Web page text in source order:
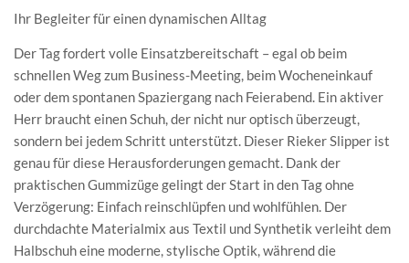
Ihr Begleiter für einen dynamischen Alltag
Der Tag fordert volle Einsatzbereitschaft – egal ob beim
schnellen Weg zum Business-Meeting, beim Wocheneinkauf
oder dem spontanen Spaziergang nach Feierabend. Ein aktiver
Herr braucht einen Schuh, der nicht nur optisch überzeugt,
sondern bei jedem Schritt unterstützt. Dieser Rieker Slipper ist
genau für diese Herausforderungen gemacht. Dank der
praktischen Gummizüge gelingt der Start in den Tag ohne
Verzögerung: Einfach reinschlüpfen und wohlfühlen. Der
durchdachte Materialmix aus Textil und Synthetik verleiht dem
Halbschuh eine moderne, stylische Optik, während die